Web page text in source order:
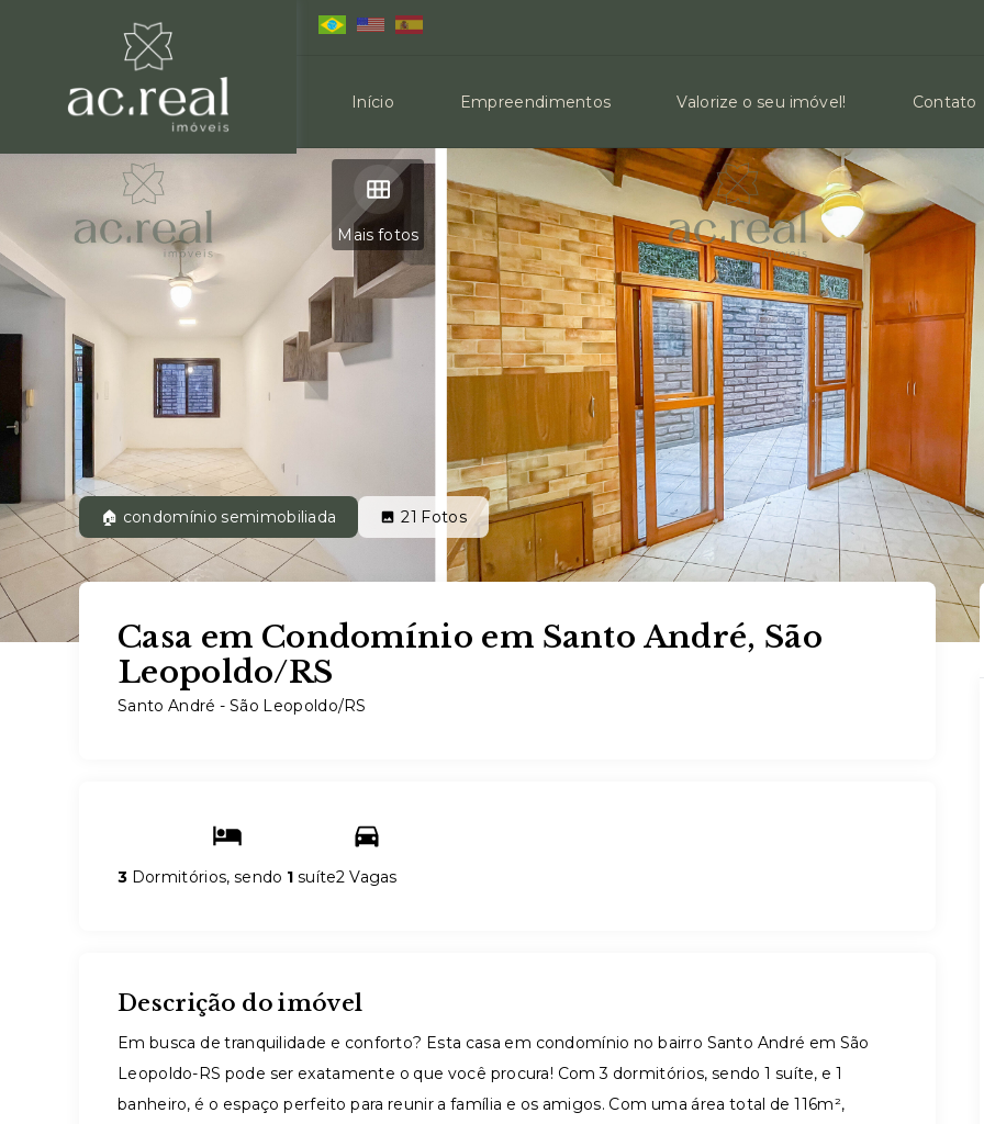
Início Empreendimentos Valorize o seu imóvel! Contato
Mais fotos
🏠 condomínio semimobiliada 21 Fotos
Casa em Condomínio em Santo André, São
Leopoldo/RS
Santo André - São Leopoldo/RS
3 Dormitórios, sendo 1 suíte2 Vagas
Descrição do imóvel
Em busca de tranquilidade e conforto? Esta casa em condomínio no bairro Santo André em São
Leopoldo-RS pode ser exatamente o que você procura! Com 3 dormitórios, sendo 1 suíte, e 1
banheiro, é o espaço perfeito para reunir a família e os amigos. Com uma área total de 116m²,